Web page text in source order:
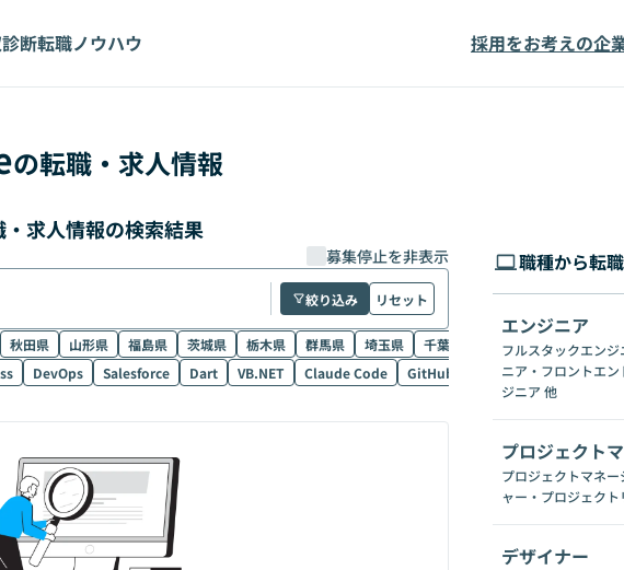
断転職ノウハウ 採用をお考えの企
の転職・求人情報
求人情報の検索結果
募集停止を非表示
絞り込み リセット
秋田県 山形県 福島県 茨城県 栃木県 群馬県 埼玉県 千葉県 東京都 神奈川県
DevOps Salesforce Dart VB.NET Claude Code GitHub Copilot ブロックチェー
職種から転
エンジニア
フルスタックエン
ニア・フロントエ
ジニア 他
プロジェクト
プロジェクトマネ
ャー・プロジェク
デザイナー